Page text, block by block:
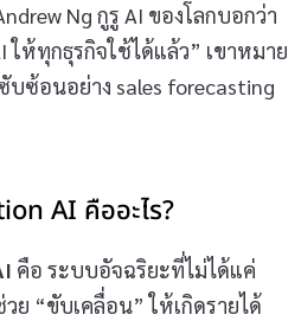
Ng กูรู AI ของโลกบอกว่า
ให้ทุกธุรกิจใช้ได้แล้ว” เขาหมาย
บซ้อนอย่าง sales forecasting
AI คืออะไร?
คือ ระบบอัจฉริยะที่ไม่ได้แค่
ย “ขับเคลื่อน” ให้เกิดรายได้